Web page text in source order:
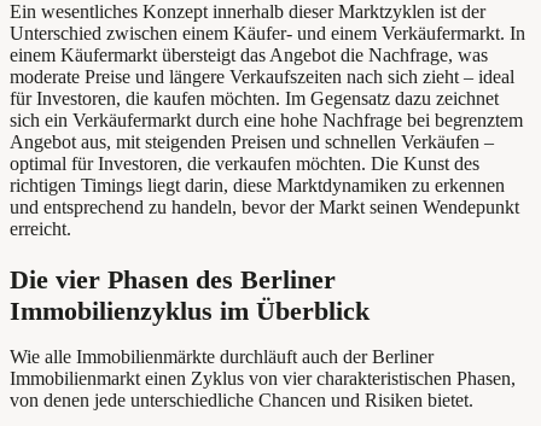
Ein wesentliches Konzept innerhalb dieser Marktzyklen ist der
Unterschied zwischen einem Käufer- und einem Verkäufermarkt. In
einem Käufermarkt übersteigt das Angebot die Nachfrage, was
moderate Preise und längere Verkaufszeiten nach sich zieht – ideal
für Investoren, die kaufen möchten. Im Gegensatz dazu zeichnet
sich ein Verkäufermarkt durch eine hohe Nachfrage bei begrenztem
Angebot aus, mit steigenden Preisen und schnellen Verkäufen –
optimal für Investoren, die verkaufen möchten. Die Kunst des
richtigen Timings liegt darin, diese Marktdynamiken zu erkennen
und entsprechend zu handeln, bevor der Markt seinen Wendepunkt
erreicht.
Die vier Phasen des Berliner
Immobilienzyklus im Überblick
Wie alle Immobilienmärkte durchläuft auch der Berliner
Immobilienmarkt einen Zyklus von vier charakteristischen Phasen,
von denen jede unterschiedliche Chancen und Risiken bietet.